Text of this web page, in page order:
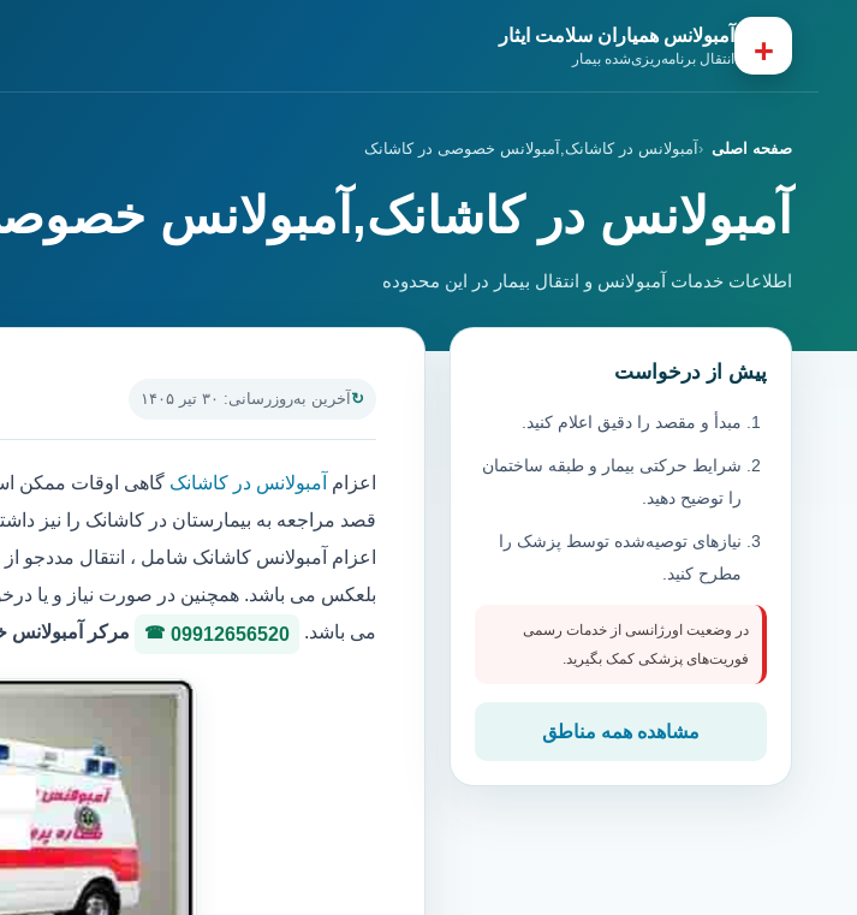
+ آمبولانس همیاران سلامت ایثار
انتقال برنامه‌ریزی‌شده بیمار
صفحه اصلی آمبولانس در کاشانک,آمبولانس خصوصی در کاشانک
آمبولانس در کاشانک,آمبولانس
اطلاعات خدمات آمبولانس و انتقال بیمار در این محدوده
آخرین به‌روزرسانی: ۳۰ تیر ۱۴۰۵
اعزام آمبولانس در کاشانک گاهی اوقات ممکن
قصد مراجعه به بیمارستان در کاشانک را نیز
اعزام آمبولانس کاشانک شامل ، انتقال مددجو
بلعکس می باشد. همچنین در صورت نیاز و یا
می باشد.
09912656520 مرکر آمبولانس خصوصی
پیش از درخواست
مبدأ و مقصد را دقیق اعلام کنید.
شرایط حرکتی بیمار و طبقه ساختمان
را توضیح دهید.
نیازهای توصیه‌شده توسط پزشک را
مطرح کنید.
در وضعیت اورژانسی از خدمات رسمی
فوریت‌های پزشکی کمک بگیرید.
مشاهده همه مناطق